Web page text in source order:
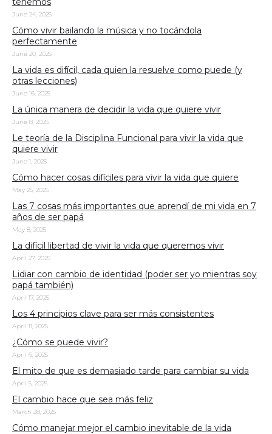
June 24, 2025
Cómo vivir bailando la música y no tocándola
perfectamente
June 20, 2025
La vida es difícil, cada quien la resuelve como puede (y
otras lecciones)
June 16, 2025
La única manera de decidir la vida que quiere vivir
June 8, 2025
Le teoría de la Disciplina Funcional para vivir la vida que
quiere vivir
June 1, 2025
Cómo hacer cosas difíciles para vivir la vida que quiere
May 25, 2025
Las 7 cosas más importantes que aprendí de mi vida en 7
años de ser papá
May 8, 2025
La difícil libertad de vivir la vida que queremos vivir
April 27, 2025
Lidiar con cambio de identidad (poder ser yo mientras soy
papá también)
April 17, 2025
Los 4 principios clave para ser más consistentes
April 11, 2025
¿Cómo se puede vivir?
April 6, 2025
El mito de que es demasiado tarde para cambiar su vida
April 5, 2025
El cambio hace que sea más feliz
March 28, 2025
Cómo manejar mejor el cambio inevitable de la vida